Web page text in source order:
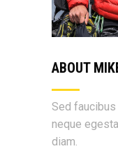
ABOUT
Sed
neque
diam.